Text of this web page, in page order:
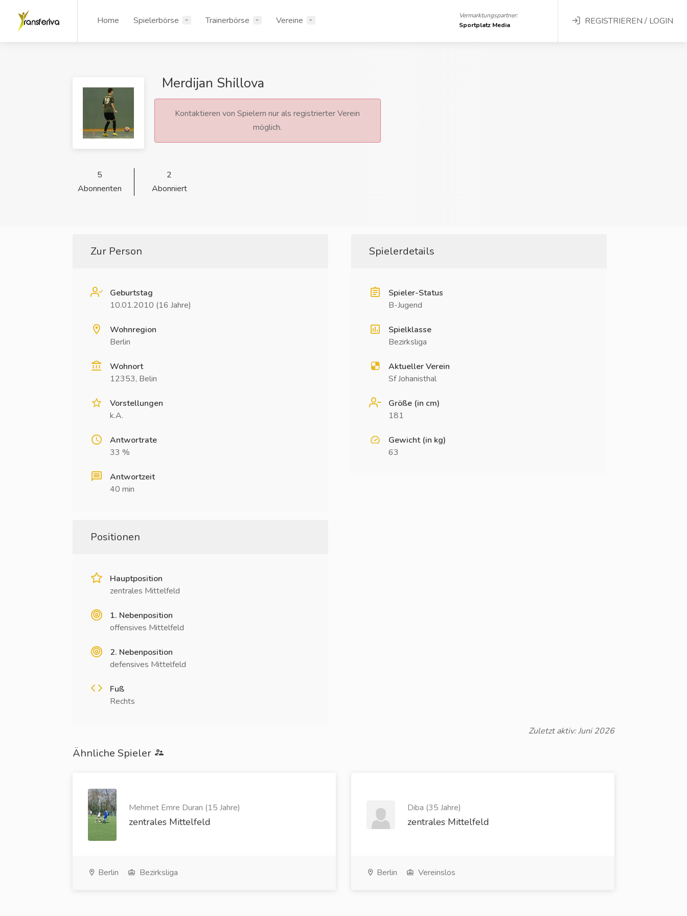
Home Spielerbörse Trainerbörse Vereine
Vermarktungspartner:
Sportplatz Media
REGISTRIEREN / LOGIN
Merdijan Shillova
Kontaktieren von Spielern nur als registrierter Verein
möglich.
5
Abonnenten
2
Abonniert
Zur Person
Geburtstag
10.01.2010 (16 Jahre)
Wohnregion
Berlin
Wohnort
12353, Belin
Vorstellungen
k.A.
Antwortrate
33 %
Antwortzeit
40 min
Spielerdetails
Spieler-Status
B-Jugend
Spielklasse
Bezirksliga
Aktueller Verein
Sf Johanisthal
Größe (in cm)
181
Gewicht (in kg)
63
Positionen
Hauptposition
zentrales Mittelfeld
1. Nebenposition
offensives Mittelfeld
2. Nebenposition
defensives Mittelfeld
Fuß
Rechts
Zuletzt aktiv: Juni 2026
Ähnliche Spieler
Mehmet Emre Duran (15 Jahre)
zentrales Mittelfeld
Berlin Bezirksliga
Diba (35 Jahre)
zentrales Mittelfeld
Berlin Vereinslos